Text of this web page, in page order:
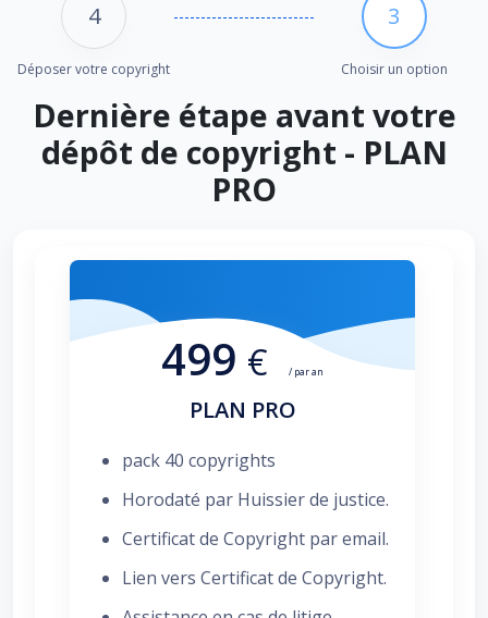
3
Choisir un option
4
Déposer votre copyright
Dernière étape avant votre
dépôt de copyright - PLAN
PRO
499 € / par an
PLAN PRO
pack 40 copyrights
Horodaté par Huissier de justice.
Certificat de Copyright par email.
Lien vers Certificat de Copyright.